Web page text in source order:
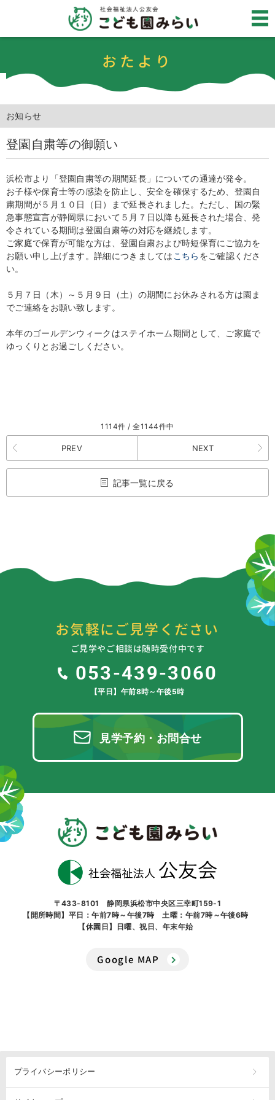
おたより
お知らせ
登園自粛等の御願い
浜松市より「登園自粛等の期間延長」についての通達が発令。
お子様や保育士等の感染を防止し、安全を確保するため、登園自
粛期間が５月１０日（日）まで延長されました。ただし、国の緊
急事態宣言が静岡県において５月７日以降も延長された場合、発
令されている期間は登園自粛等の対応を継続します。
ご家庭で保育が可能な方は、登園自粛および時短保育にご協力を
お願い申し上げます。詳細につきましては こちら をご確認くださ
い。
５月７日（木）～５月９日（土）の期間にお休みされる方は園ま
でご連絡をお願い致します。
本年のゴールデンウィークはステイホーム期間として、ご家庭で
ゆっくりとお過ごしください。
1114件 / 全1144件中
PREV NEXT
記事一覧に戻る
お気軽にご見学ください
ご見学やご相談は随時受付中です
053-439-3060
【平日】午前8時～午後5時
見学予約・お問合せ
〒433-8101 静岡県浜松市中央区三幸町159-1
【開所時間】平日：午前7時～午後7時 土曜：午前7時～午後6時
【休園日】日曜、祝日、年末年始
Google MAP
プライバシーポリシー